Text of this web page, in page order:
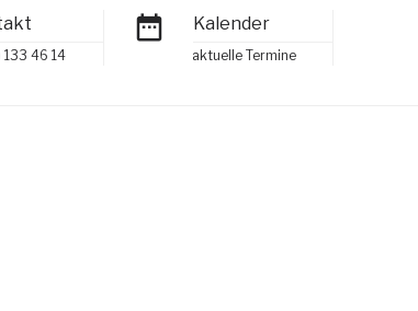
133 46 14
Kalender
aktuelle Termine